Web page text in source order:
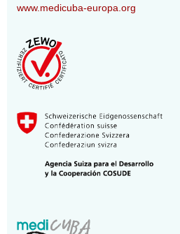
www.medicuba-europa.org